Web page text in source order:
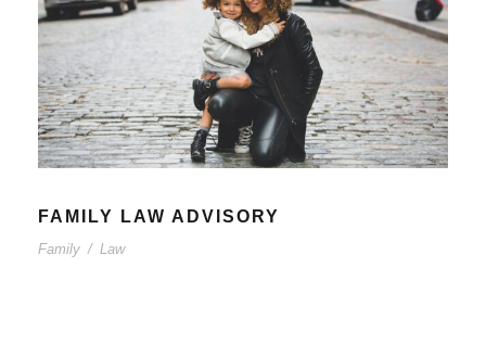
FAMILY LAW ADVISORY
Family / Law